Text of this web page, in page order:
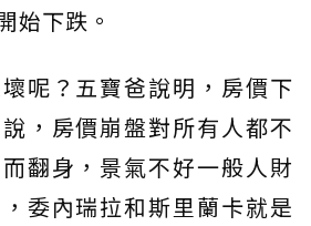
始下跌。
呢？五寶爸說明，房價下
，房價崩盤對所有人都不
翻身，景氣不好一般人財
委內瑞拉和斯里蘭卡就是